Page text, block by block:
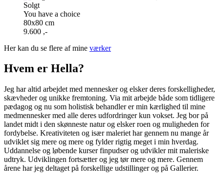
Solgt
You have a choice
80x80 cm
9.600 ,-
Her kan du se flere af mine værker
Hvem er Hella?
Jeg har altid arbejdet med mennesker og elsker deres forskelligheder,
skævheder og unikke fremtoning. Via mit arbejde både som tidligere
pædagog og nu som holistisk behandler er min kærlighed til mine
medmennesker med alle deres udfordringer kun vokset. Jeg bor på
landet midt i den skønneste natur og elsker roen og muligheden for
fordybelse. Kreativiteten og især maleriet har gennem nu mange år
udviklet sig mere og mere og fylder rigtig meget i min hverdag.
Uddannelse og løbende kurser finpudser og udvikler mit maleriske
udtryk. Udviklingen fortsætter og jeg tør mere og mere. Gennem
årene har jeg deltaget på forskellige udstillinger og på Gallerier.